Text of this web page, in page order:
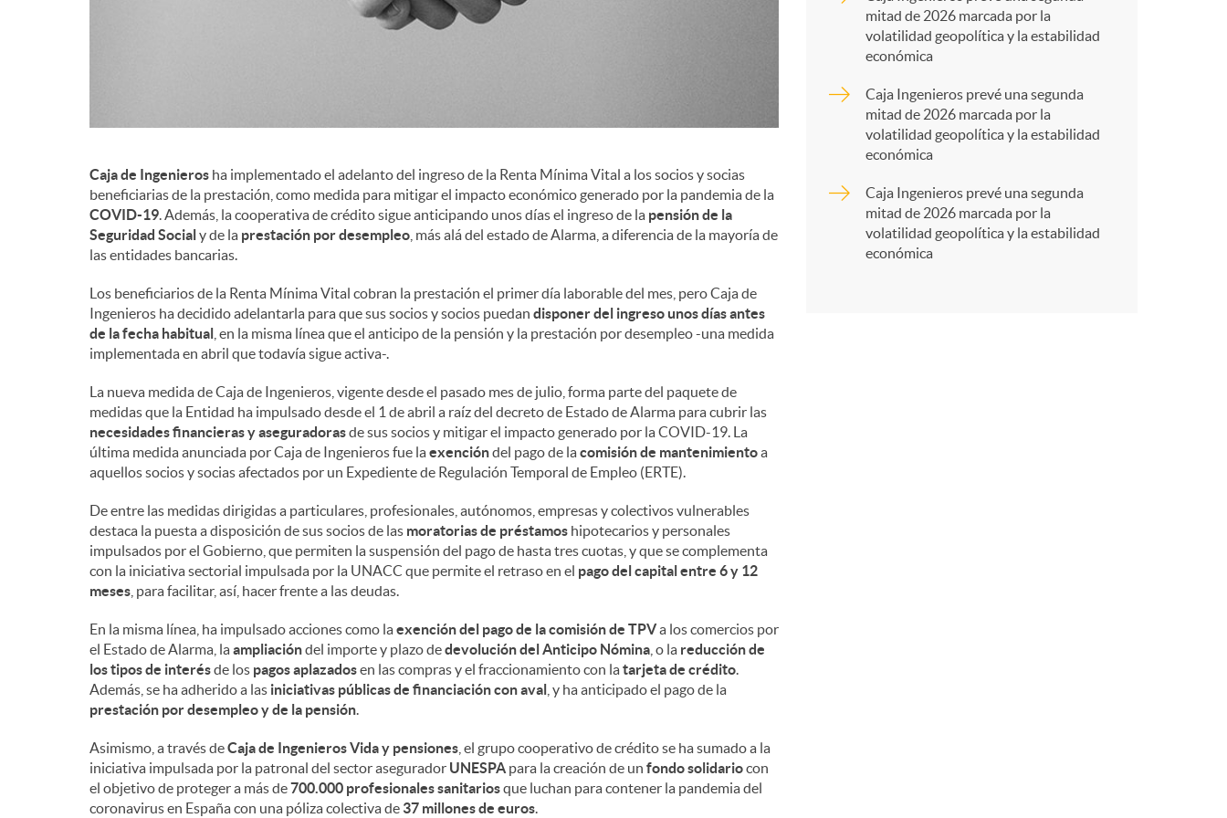
Caja de Ingenieros ha implementado el adelanto del ingreso de la Renta Mínima Vital a los socios y socias
beneficiarias de la prestación, como medida para mitigar el impacto económico generado por la pandemia de la
COVID-19. Además, la cooperativa de crédito sigue anticipando unos días el ingreso de la pensión de la
Seguridad Socialy de la prestación por desempleo , más alá del estado de Alarma, a diferencia de la mayoría de
las entidades bancarias.
Los beneficiarios de la Renta Mínima Vital cobran la prestación el primer día laborable del mes, pero Caja de
Ingenieros ha decidido adelantarla para que sus socios y socios puedan disponer del ingreso unos días antes
de la fecha habitual , en la misma línea que el anticipo de la pensión y la prestación por desempleo -una medida
implementada en abril que todavía sigue activa-.
La nueva medida de Caja de Ingenieros, vigente desde el pasado mes de julio, forma parte del paquete de
medidas que la Entidad ha impulsado desde el 1 de abril a raíz del decreto de Estado de Alarma para cubrir las
necesidades financieras y aseguradorasde sus socios y mitigar el impacto generado por la COVID-19. La
última medida anunciada por Caja de Ingenieros fue laexencióndel pago de lacomisión de mantenimientoa
aquellos socios y socias afectados por un Expediente de Regulación Temporal de Empleo (ERTE).
De entre las medidas dirigidas a particulares, profesionales, autónomos, empresas y colectivos vulnerables
destaca la puesta a disposición de sus socios de las moratorias de préstamos hipotecarios y personales
impulsados por el Gobierno, que permiten la suspensión del pago de hasta tres cuotas, y que se complementa
con la iniciativa sectorial impulsada por la UNACC que permite el retraso en el pago del capital entre 6 y 12
meses , para facilitar, así, hacer frente a las deudas.
En la misma línea, ha impulsado acciones como laexención del pago de la comisión de TPVa los comercios por
el Estado de Alarma, laampliacióndel importe y plazo dedevolución del Anticipo Nómina , o la reducción de
los tipos de interésde los pagos aplazadosen las compras y el fraccionamiento con latarjeta de crédito.
Además, se ha adherido a las iniciativas públicas de financiación con aval , y ha anticipado el pago de la
prestación por desempleo y de la pensión.
Asimismo, a través deCaja de Ingenieros Vida y pensiones , el grupo cooperativo de crédito se ha sumado a la
iniciativa impulsada por la patronal del sector asegurador UNESPA para la creación de un fondo solidariocon
el objetivo de proteger a más de700.000 profesionales sanitariosque luchan para contener la pandemia del
coronavirus en España con una póliza colectiva de 37 millones de euros.
mitad de 2026 marcada por la
volatilidad geopolítica y la estabilidad
económica
Caja Ingenieros prevé una segunda
mitad de 2026 marcada por la
volatilidad geopolítica y la estabilidad
económica
Caja Ingenieros prevé una segunda
mitad de 2026 marcada por la
volatilidad geopolítica y la estabilidad
económica